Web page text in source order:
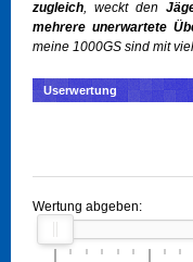
zugleich, weckt den
mehrere unerwartete
meine 1000GS sind mit
Userwertung
Wertung abgeben: